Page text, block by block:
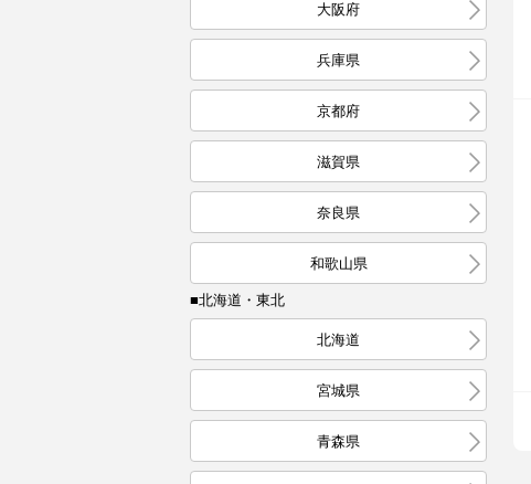
大阪府
兵庫県
京都府
滋賀県
奈良県
和歌山県
■北海道・東北
北海道
宮城県
青森県